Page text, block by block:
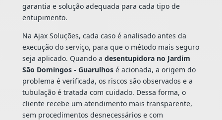
garantia e solução adequada para cada tipo de
entupimento.
Na Ajax Soluções, cada caso é analisado antes da
execução do serviço, para que o método mais seguro
seja aplicado. Quando a desentupidora no Jardim
São Domingos - Guarulhosé acionada, a origem do
problema é verificada, os riscos são observados e a
tubulação é tratada com cuidado. Dessa forma, o
cliente recebe um atendimento mais transparente,
sem procedimentos desnecessários e com